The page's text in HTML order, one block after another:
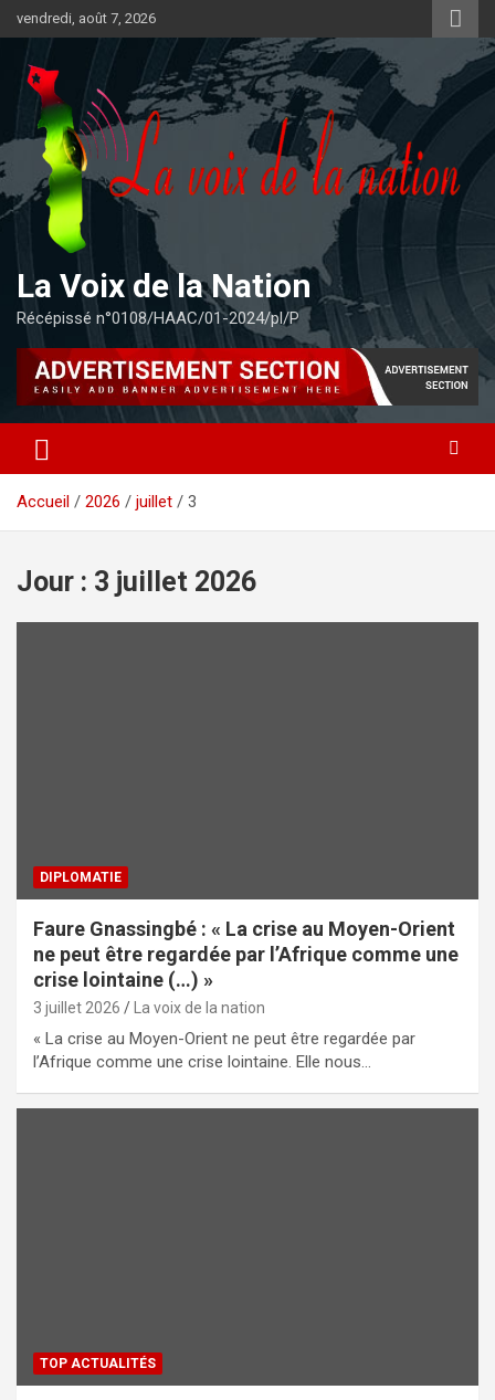
au
contenu
vendredi, août 7, 2026
La Voix de la Nation
Récépissé n°0108/HAAC/01-2024/pl/P
Accueil 2026 juillet 3
Jour : 3 juillet 2026
DIPLOMATIE
Faure Gnassingbé : « La crise au Moyen-Orient
ne peut être regardée par l’Afrique comme une
crise lointaine (…) »
3 juillet 2026 La voix de la nation
« La crise au Moyen-Orient ne peut être regardée par
l’Afrique comme une crise lointaine. Elle nous…
TOP ACTUALITÉS